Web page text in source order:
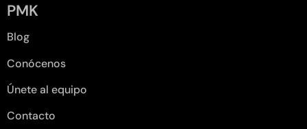
PMK
Blog
Conócenos
Únete al equipo
Contacto